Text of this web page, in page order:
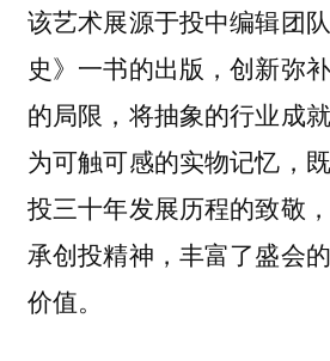
该艺术展源于投中编辑团
史》一书的出版，创新弥
的局限，将抽象的行业成
为可触可感的实物记忆，
投三十年发展历程的致敬
承创投精神，丰富了盛会
价值。